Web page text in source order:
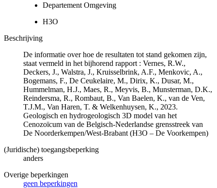
Departement Omgeving
H3O
Beschrijving
De informatie over hoe de resultaten tot stand gekomen zijn,
staat vermeld in het bijhorend rapport : Vernes, R.W.,
Deckers, J., Walstra, J., Kruisselbrink, A.F., Menkovic, A.,
Bogemans, F., De Ceukelaire, M., Dirix, K., Dusar, M.,
Hummelman, H.J., Maes, R., Meyvis, B., Munsterman, D.K.,
Reindersma, R., Rombaut, B., Van Baelen, K., van de Ven,
T.J.M., Van Haren, T. & Welkenhuysen, K., 2023.
Geologisch en hydrogeologisch 3D model van het
Cenozoïcum van de Belgisch-Nederlandse grensstreek van
De Noorderkempen/West-Brabant (H3O – De Voorkempen)
(Juridische) toegangsbeperking
anders
Overige beperkingen
geen beperkingen